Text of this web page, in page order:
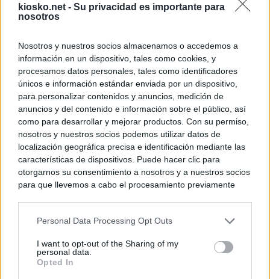
kiosko.net - Su privacidad es importante para
nosotros
Nosotros y nuestros socios almacenamos o accedemos a
información en un dispositivo, tales como cookies, y
procesamos datos personales, tales como identificadores
únicos e información estándar enviada por un dispositivo,
para personalizar contenidos y anuncios, medición de
anuncios y del contenido e información sobre el público, así
como para desarrollar y mejorar productos. Con su permiso,
nosotros y nuestros socios podemos utilizar datos de
localización geográfica precisa e identificación mediante las
características de dispositivos. Puede hacer clic para
otorgarnos su consentimiento a nosotros y a nuestros socios
para que llevemos a cabo el procesamiento previamente
negar su consentimiento. Tenga en cuenta que algún
de su consentimiento, pero usted tiene el derecho de
rechazar tal procesamiento. Sus preferencias se aplicarán
Personal Data Processing Opt Outs
I want to opt-out of the Sharing of my
personal data.
Opted In